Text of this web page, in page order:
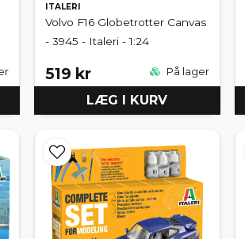
ITALERI
Volvo F16 Globetrotter Canvas
- 3945 - Italeri - 1:24
519 kr På lager
LÆG I KURV